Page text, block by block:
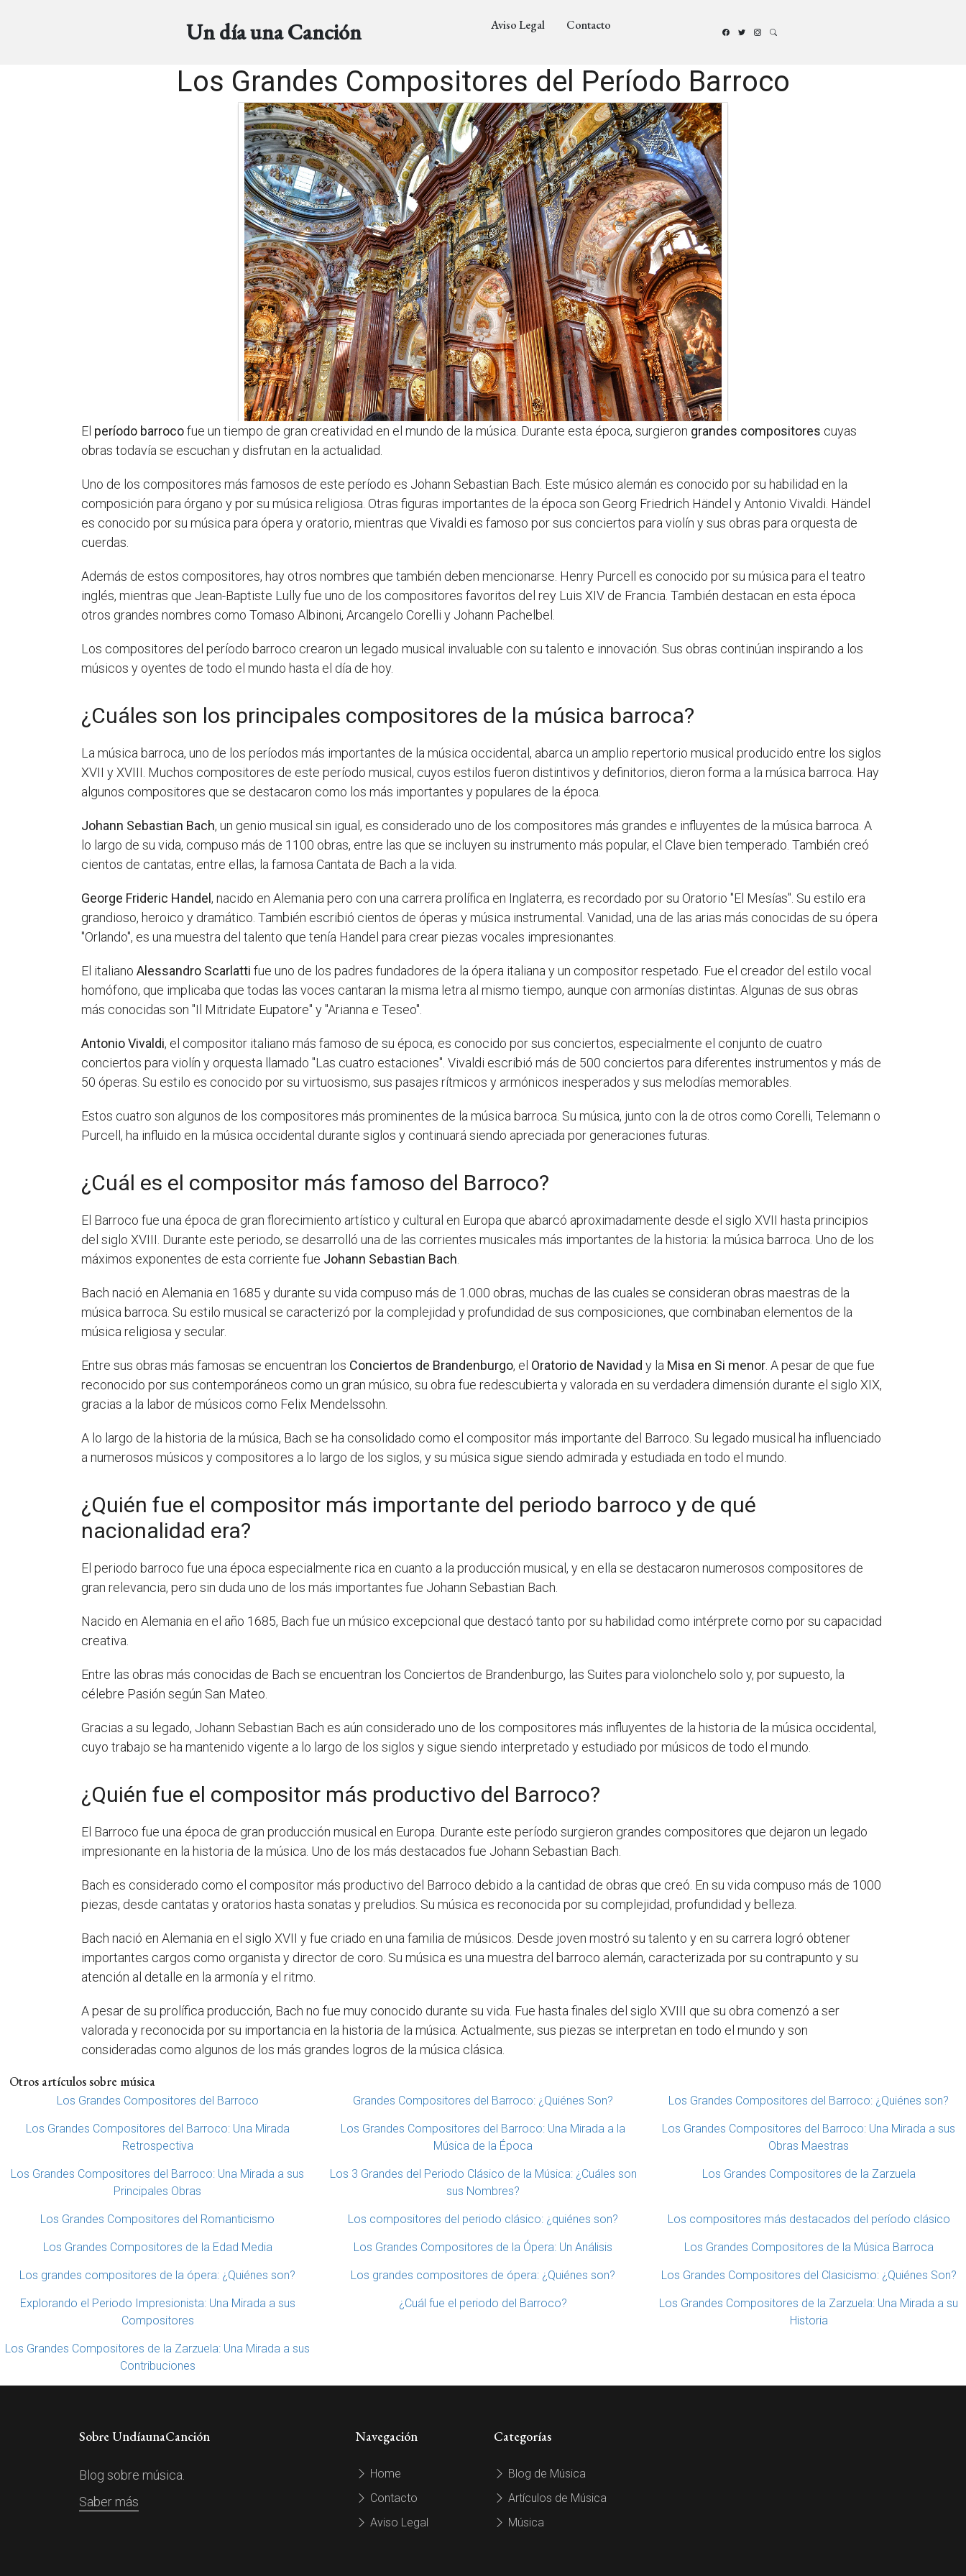
Un día una Canción Aviso Legal Contacto
Los Grandes Compositores del Período Barroco
El período barrocofue un tiempo de gran creatividad en el mundo de la música. Durante esta época, surgieron grandes compositores cuyas
obras todavía se escuchan y disfrutan en la actualidad.
Uno de los compositores más famosos de este período es Johann Sebastian Bach. Este músico alemán es conocido por su habilidad en la
composición para órgano y por su música religiosa. Otras figuras importantes de la época son Georg Friedrich Händel y Antonio Vivaldi. Händel
es conocido por su música para ópera y oratorio, mientras que Vivaldi es famoso por sus conciertos para violín y sus obras para orquesta de
cuerdas.
Además de estos compositores, hay otros nombres que también deben mencionarse. Henry Purcell es conocido por su música para el teatro
inglés, mientras que Jean-Baptiste Lully fue uno de los compositores favoritos del rey Luis XIV de Francia. También destacan en esta época
otros grandes nombres como Tomaso Albinoni, Arcangelo Corelli y Johann Pachelbel.
Los compositores del período barroco crearon un legado musical invaluable con su talento e innovación. Sus obras continúan inspirando a los
músicos y oyentes de todo el mundo hasta el día de hoy.
¿Cuáles son los principales compositores de la música barroca?
La música barroca, uno de los períodos más importantes de la música occidental, abarca un amplio repertorio musical producido entre los siglos
XVII y XVIII. Muchos compositores de este período musical, cuyos estilos fueron distintivos y definitorios, dieron forma a la música barroca. Hay
algunos compositores que se destacaron como los más importantes y populares de la época.
Johann Sebastian Bach, un genio musical sin igual, es considerado uno de los compositores más grandes e influyentes de la música barroca. A
lo largo de su vida, compuso más de 1100 obras, entre las que se incluyen su instrumento más popular, el Clave bien temperado. También creó
cientos de cantatas, entre ellas, la famosa Cantata de Bach a la vida.
George Frideric Handel, nacido en Alemania pero con una carrera prolífica en Inglaterra, es recordado por su Oratorio "El Mesías". Su estilo era
grandioso, heroico y dramático. También escribió cientos de óperas y música instrumental. Vanidad, una de las arias más conocidas de su ópera
"Orlando", es una muestra del talento que tenía Handel para crear piezas vocales impresionantes.
El italianoAlessandro Scarlatti fue uno de los padres fundadores de la ópera italiana y un compositor respetado. Fue el creador del estilo vocal
homófono, que implicaba que todas las voces cantaran la misma letra al mismo tiempo, aunque con armonías distintas. Algunas de sus obras
más conocidas son "Il Mitridate Eupatore" y "Arianna e Teseo".
Antonio Vivaldi, el compositor italiano más famoso de su época, es conocido por sus conciertos, especialmente el conjunto de cuatro
conciertos para violín y orquesta llamado "Las cuatro estaciones". Vivaldi escribió más de 500 conciertos para diferentes instrumentos y más de
50 óperas. Su estilo es conocido por su virtuosismo, sus pasajes rítmicos y armónicos inesperados y sus melodías memorables.
Estos cuatro son algunos de los compositores más prominentes de la música barroca. Su música, junto con la de otros como Corelli, Telemann o
Purcell, ha influido en la música occidental durante siglos y continuará siendo apreciada por generaciones futuras.
¿Cuál es el compositor más famoso del Barroco?
El Barroco fue una época de gran florecimiento artístico y cultural en Europa que abarcó aproximadamente desde el siglo XVII hasta principios
del siglo XVIII. Durante este periodo, se desarrolló una de las corrientes musicales más importantes de la historia: la música barroca. Uno de los
máximos exponentes de esta corriente fue Johann Sebastian Bach
Bach nació en Alemania en 1685 y durante su vida compuso más de 1.000 obras, muchas de las cuales se consideran obras maestras de la
música barroca. Su estilo musical se caracterizó por la complejidad y profundidad de sus composiciones, que combinaban elementos de la
música religiosa y secular.
Entre sus obras más famosas se encuentran los Conciertos de Brandenburgo, el Oratorio de Navidad y la Misa en Si menor . A pesar de que fue
reconocido por sus contemporáneos como un gran músico, su obra fue redescubierta y valorada en su verdadera dimensión durante el siglo XIX,
gracias a la labor de músicos como Felix Mendelssohn.
A lo largo de la historia de la música, Bach se ha consolidado como el compositor más importante del Barroco. Su legado musical ha influenciado
a numerosos músicos y compositores a lo largo de los siglos, y su música sigue siendo admirada y estudiada en todo el mundo.
¿Quién fue el compositor más importante del periodo barroco y de qué
nacionalidad era?
El periodo barroco fue una época especialmente rica en cuanto a la producción musical, y en ella se destacaron numerosos compositores de
gran relevancia, pero sin duda uno de los más importantes fue Johann Sebastian Bach.
Nacido en Alemania en el año 1685, Bach fue un músico excepcional que destacó tanto por su habilidad como intérprete como por su capacidad
creativa.
Entre las obras más conocidas de Bach se encuentran los Conciertos de Brandenburgo, las Suites para violonchelo solo y, por supuesto, la
célebre Pasión según San Mateo.
Gracias a su legado, Johann Sebastian Bach es aún considerado uno de los compositores más influyentes de la historia de la música occidental,
cuyo trabajo se ha mantenido vigente a lo largo de los siglos y sigue siendo interpretado y estudiado por músicos de todo el mundo.
¿Quién fue el compositor más productivo del Barroco?
El Barroco fue una época de gran producción musical en Europa. Durante este período surgieron grandes compositores que dejaron un legado
impresionante en la historia de la música. Uno de los más destacados fue Johann Sebastian Bach.
Bach es considerado como el compositor más productivo del Barroco debido a la cantidad de obras que creó. En su vida compuso más de 1000
piezas, desde cantatas y oratorios hasta sonatas y preludios. Su música es reconocida por su complejidad, profundidad y belleza.
Bach nació en Alemania en el siglo XVII y fue criado en una familia de músicos. Desde joven mostró su talento y en su carrera logró obtener
importantes cargos como organista y director de coro. Su música es una muestra del barroco alemán, caracterizada por su contrapunto y su
atención al detalle en la armonía y el ritmo.
A pesar de su prolífica producción, Bach no fue muy conocido durante su vida. Fue hasta finales del siglo XVIII que su obra comenzó a ser
valorada y reconocida por su importancia en la historia de la música. Actualmente, sus piezas se interpretan en todo el mundo y son
consideradas como algunos de los más grandes logros de la música clásica.
Otros artículos sobre música
Los Grandes Compositores del Barroco Grandes Compositores del Barroco: ¿Quiénes Son? Los Grandes Compositores del Barroco: ¿Quiénes son?
Los Grandes Compositores del Barroco: Una Mirada
Retrospectiva
Los Grandes Compositores del Barroco: Una Mirada a la
Música de la Época
Los Grandes Compositores del Barroco: Una Mirada a sus
Obras Maestras
Los Grandes Compositores del Barroco: Una Mirada a sus
Principales Obras
Los 3 Grandes del Periodo Clásico de la Música: ¿Cuáles son
sus Nombres?
Los Grandes Compositores de la Zarzuela
Los Grandes Compositores del Romanticismo Los compositores del periodo clásico: ¿quiénes son? Los compositores más destacados del período clásico
Los Grandes Compositores de la Edad Media Los Grandes Compositores de la Ópera: Un Análisis Los Grandes Compositores de la Música Barroca
Los grandes compositores de la ópera: ¿Quiénes son? Los grandes compositores de ópera: ¿Quiénes son? Los Grandes Compositores del Clasicismo: ¿Quiénes Son?
Explorando el Periodo Impresionista: Una Mirada a sus
Compositores
¿Cuál fue el periodo del Barroco?
Los Grandes Compositores de la Zarzuela: Una Mirada a su
Historia
Los Grandes Compositores de la Zarzuela: Una Mirada a sus
Contribuciones
Sobre UndíaunaCanción
Blog sobre música.
Saber más
Navegación
Home
Contacto
Aviso Legal
Categorías
Blog de Música
Artículos de Música
Música